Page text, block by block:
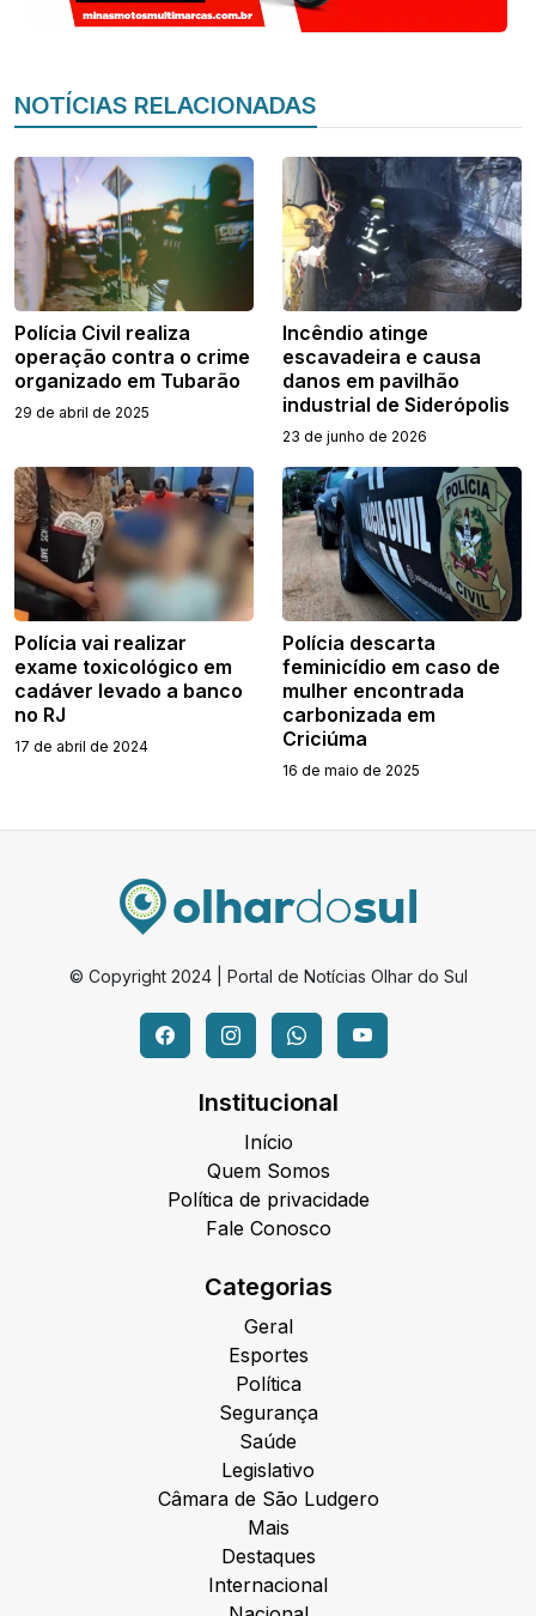
NOTÍCIAS RELACIONADAS
Polícia Civil realiza
operação contra o crime
organizado em Tubarão
29 de abril de 2025
Incêndio atinge
escavadeira e causa
danos em pavilhão
industrial de Siderópolis
23 de junho de 2026
Polícia vai realizar
exame toxicológico em
cadáver levado a banco
no RJ
17 de abril de 2024
Polícia descarta
feminicídio em caso de
mulher encontrada
carbonizada em
Criciúma
16 de maio de 2025
© Copyright 2024 | Portal de Notícias Olhar do Sul
Institucional
Início
Quem Somos
Política de privacidade
Fale Conosco
Categorias
Geral
Esportes
Política
Segurança
Saúde
Legislativo
Câmara de São Ludgero
Mais
Destaques
Internacional